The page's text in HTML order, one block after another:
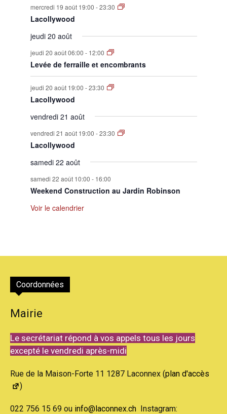
mercredi 19 août 19:00 -23:30
Lacollywood
jeudi 20 août
jeudi 20 août 06:00 - 12:00
Levée de ferraille et encombrants
jeudi 20 août 19:00 -23:30
Lacollywood
vendredi 21 août
vendredi 21 août 19:00 -23:30
Lacollywood
samedi 22 août
samedi 22 août 10:00 - 16:00
Weekend Construction au Jardin Robinson
Voir le calendrier
Coordonnées
Mairie
Le secrétariat répond à vos appels tous les jours
excepté le vendredi après-midi
Rue de la Maison-Forte 11 1287 Laconnex (plan d'accès
)
022 756 15 69 ou info@laconnex.ch Instagram: